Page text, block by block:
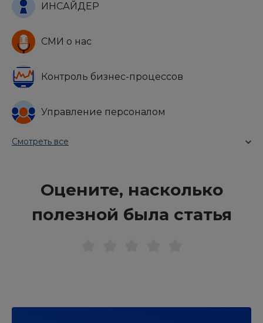
ИНСАЙДЕР
СМИ о нас
Контроль бизнес-процессов
Управление персоналом
Смотреть все
Оцените, насколько
полезной была статья